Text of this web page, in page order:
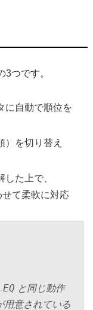
つです。
に自動で順位を
）を切り替え
た上で、
て柔軟に対応
と同じ動作
用意されている